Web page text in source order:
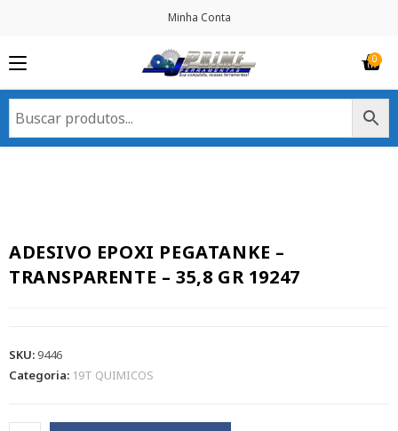
Minha Conta
ADESIVO EPOXI PEGATANKE –
TRANSPARENTE – 35,8 GR 19247
SKU:9446
Categoria: 19T QUIMICOS